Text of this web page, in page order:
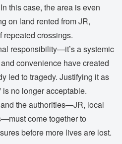
this case, the area is even
on land rented from JR,
crossings.
responsibility—it’s a systemic
convenience have created
led to tragedy. Justifying it as
is no longer acceptable.
the authorities—JR, local
come together to
before more lives are lost.